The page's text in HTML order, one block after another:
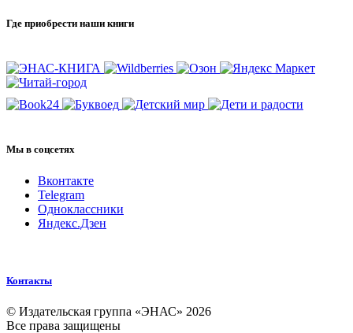
Где приобрести наши книги
Мы в соцсетях
Вконтакте
Telegram
Одноклассники
Яндекс.Дзен
Контакты
© Издательская группа «ЭНАС» 2026
Все права защищены